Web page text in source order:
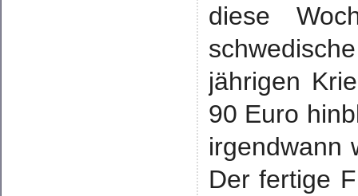
diese
jährigen
90 Euro
irgendwann
Der fertige